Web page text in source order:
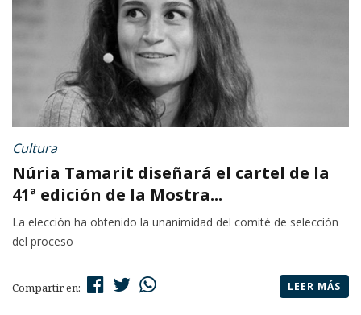
Cultura
Núria Tamarit diseñará el cartel de la
41ª edición de la Mostra...
La elección ha obtenido la unanimidad del comité de selección
del proceso
Compartir en: LEER MÁS